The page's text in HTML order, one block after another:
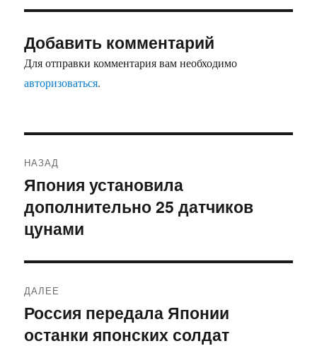
Добавить комментарий
Для отправки комментария вам необходимо
авторизоваться.
по
записям
НАЗАД
Предыдущая
запись:
Япония установила
дополнительно 25 датчиков
цунами
ДАЛЕЕ
Следующая
запись:
Россия передала Японии
останки японских солдат